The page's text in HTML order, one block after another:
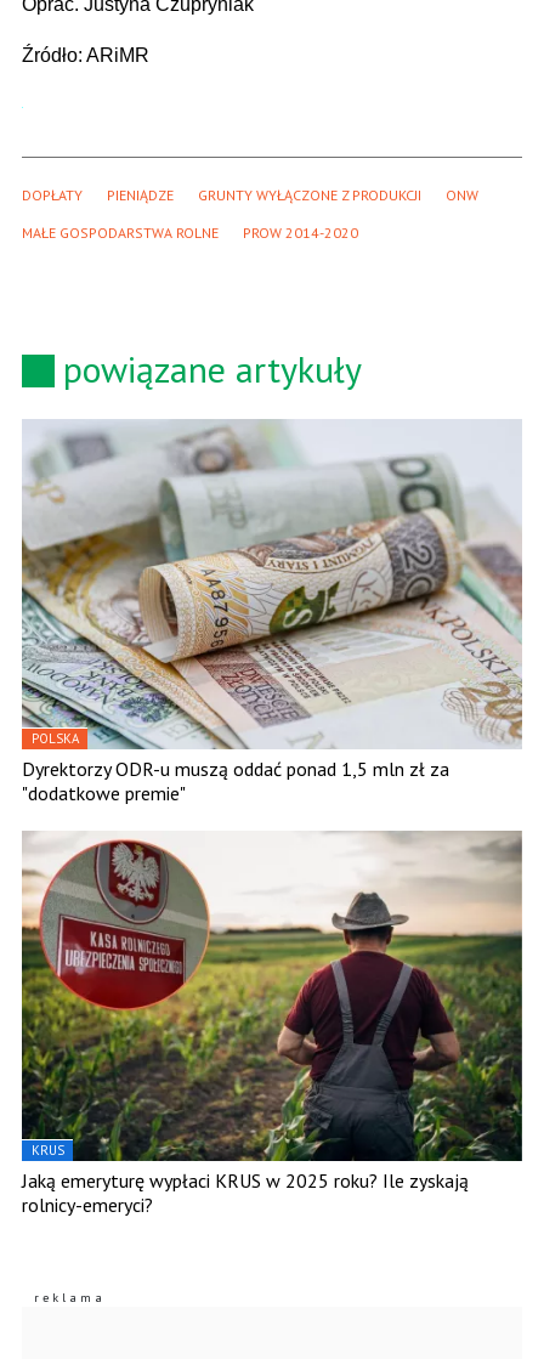
Oprac. Justyna Czupryniak
Źródło: ARiMR
DOPŁATY PIENIĄDZE GRUNTY WYŁĄCZONE Z PRODUKCJI ONW
MAŁE GOSPODARSTWA ROLNE PROW 2014-2020
powiązane artykuły
POLSKA
Dyrektorzy ODR-u muszą oddać ponad 1,5 mln zł za
"dodatkowe premie"
KRUS
Jaką emeryturę wypłaci KRUS w 2025 roku? Ile zyskają
rolnicy-emeryci?